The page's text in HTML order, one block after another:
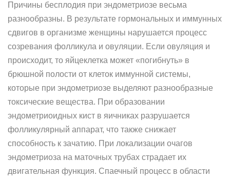
Причины бесплодия при эндометриозе весьма
разнообразны. В результате гормональных и иммунных
сдвигов в организме женщины нарушается процесс
созревания фолликула и овуляции. Если овуляция и
происходит, то яйцеклетка может «погибнуть» в
брюшной полости от клеток иммунной системы,
которые при эндометриозе выделяют разнообразные
токсические вещества. При образовании
эндометриоидных кист в яичниках разрушается
фолликулярный аппарат, что также снижает
способность к зачатию. При локализации очагов
эндометриоза на маточных трубах страдает их
двигательная функция. Спаечный процесс в области